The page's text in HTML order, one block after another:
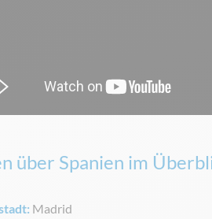
über Spanien im
Madrid